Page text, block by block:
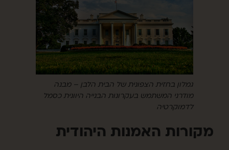
גמלון בחזית הצפונית של הבית הלבן – מבנה
מודרני המשתמש בעקרונות הבנייה היוונית כסמל
לדמוקרטיה
מקורות האמנות היהודית